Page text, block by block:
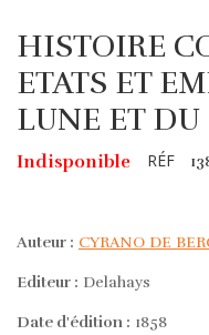
HISTOIRE
ETATS ET
LUNE ET DU
Indisponible RÉF
Auteur : CYRANO DE
Editeur : Delahays
Date d'édition : 1858